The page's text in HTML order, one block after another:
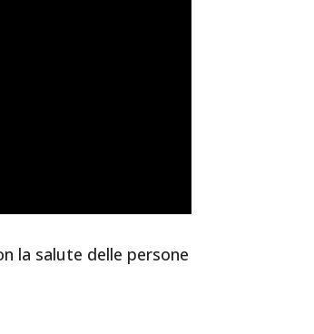
la salute delle persone